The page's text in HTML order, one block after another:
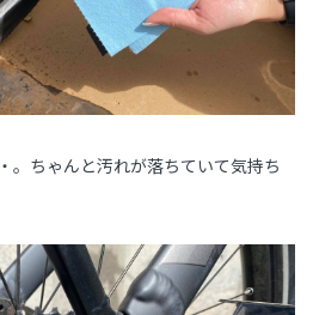
。ちゃんと汚れが落ちていて気持ち